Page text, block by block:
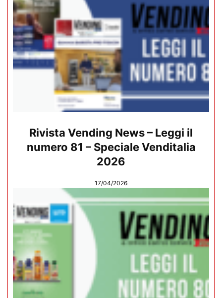
Rivista Vending News – Leggi il
numero 81 – Speciale Venditalia
2026
17/04/2026